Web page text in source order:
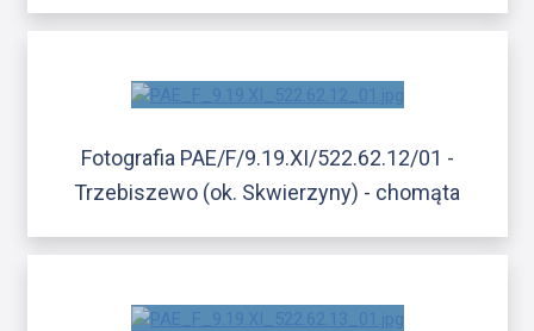
Fotografia PAE/F/9.19.XI/522.62.12/01 -
Trzebiszewo (ok. Skwierzyny) - chomąta